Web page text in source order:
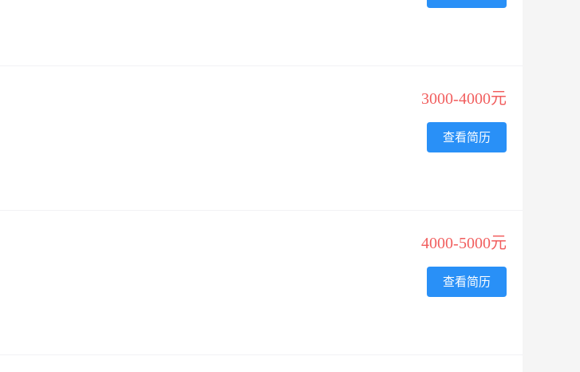
3000-4000元
查看简历
4000-5000元
查看简历